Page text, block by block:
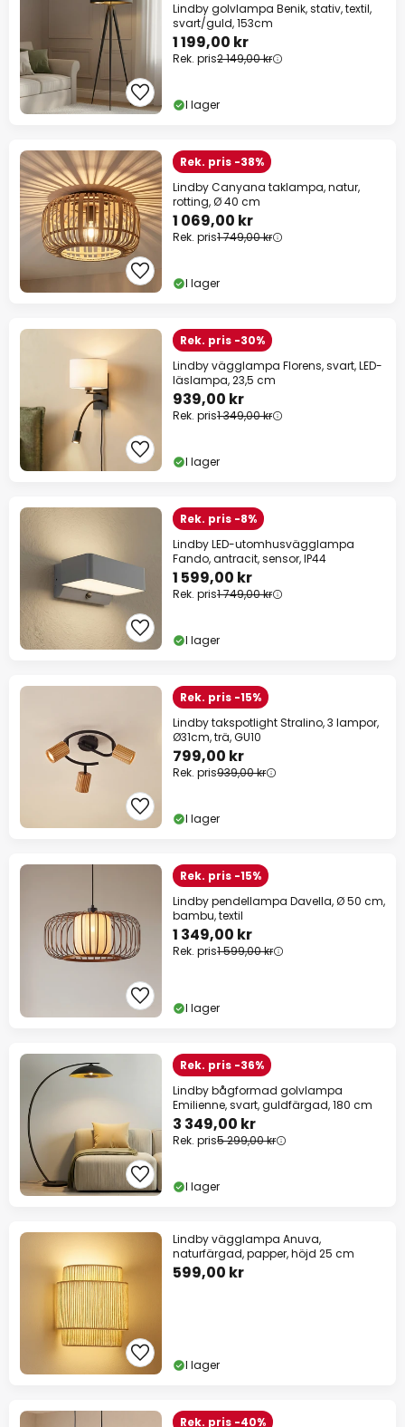
Lindby golvlampa Benik, stativ, textil,
svart/guld, 153cm
1 199,00 kr
Rek. pris2 149,00 kr
I lager
Rek. pris -38%
Lindby Canyana taklampa, natur,
rotting, Ø 40 cm
1 069,00 kr
Rek. pris1 749,00 kr
I lager
Rek. pris -30%
Lindby vägglampa Florens, svart, LED-
läslampa, 23,5 cm
939,00 kr
Rek. pris1 349,00 kr
I lager
Rek. pris -8%
Lindby LED-utomhusvägglampa
Fando, antracit, sensor, IP44
1 599,00 kr
Rek. pris1 749,00 kr
I lager
Rek. pris -15%
Lindby takspotlight Stralino, 3 lampor,
Ø31cm, trä, GU10
799,00 kr
Rek. pris939,00 kr
I lager
Rek. pris -15%
Lindby pendellampa Davella, Ø 50 cm,
bambu, textil
1 349,00 kr
Rek. pris1 599,00 kr
I lager
Rek. pris -36%
Lindby bågformad golvlampa
Emilienne, svart, guldfärgad, 180 cm
3 349,00 kr
Rek. pris5 299,00 kr
I lager
Lindby vägglampa Anuva,
naturfärgad, papper, höjd 25 cm
599,00 kr
I lager
Rek. pris -40%